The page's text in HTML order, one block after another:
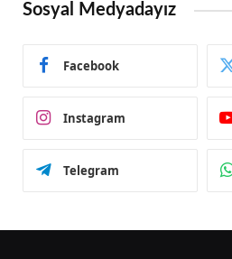
Sosyal Medyadayız
Facebook
Instagram
Telegram